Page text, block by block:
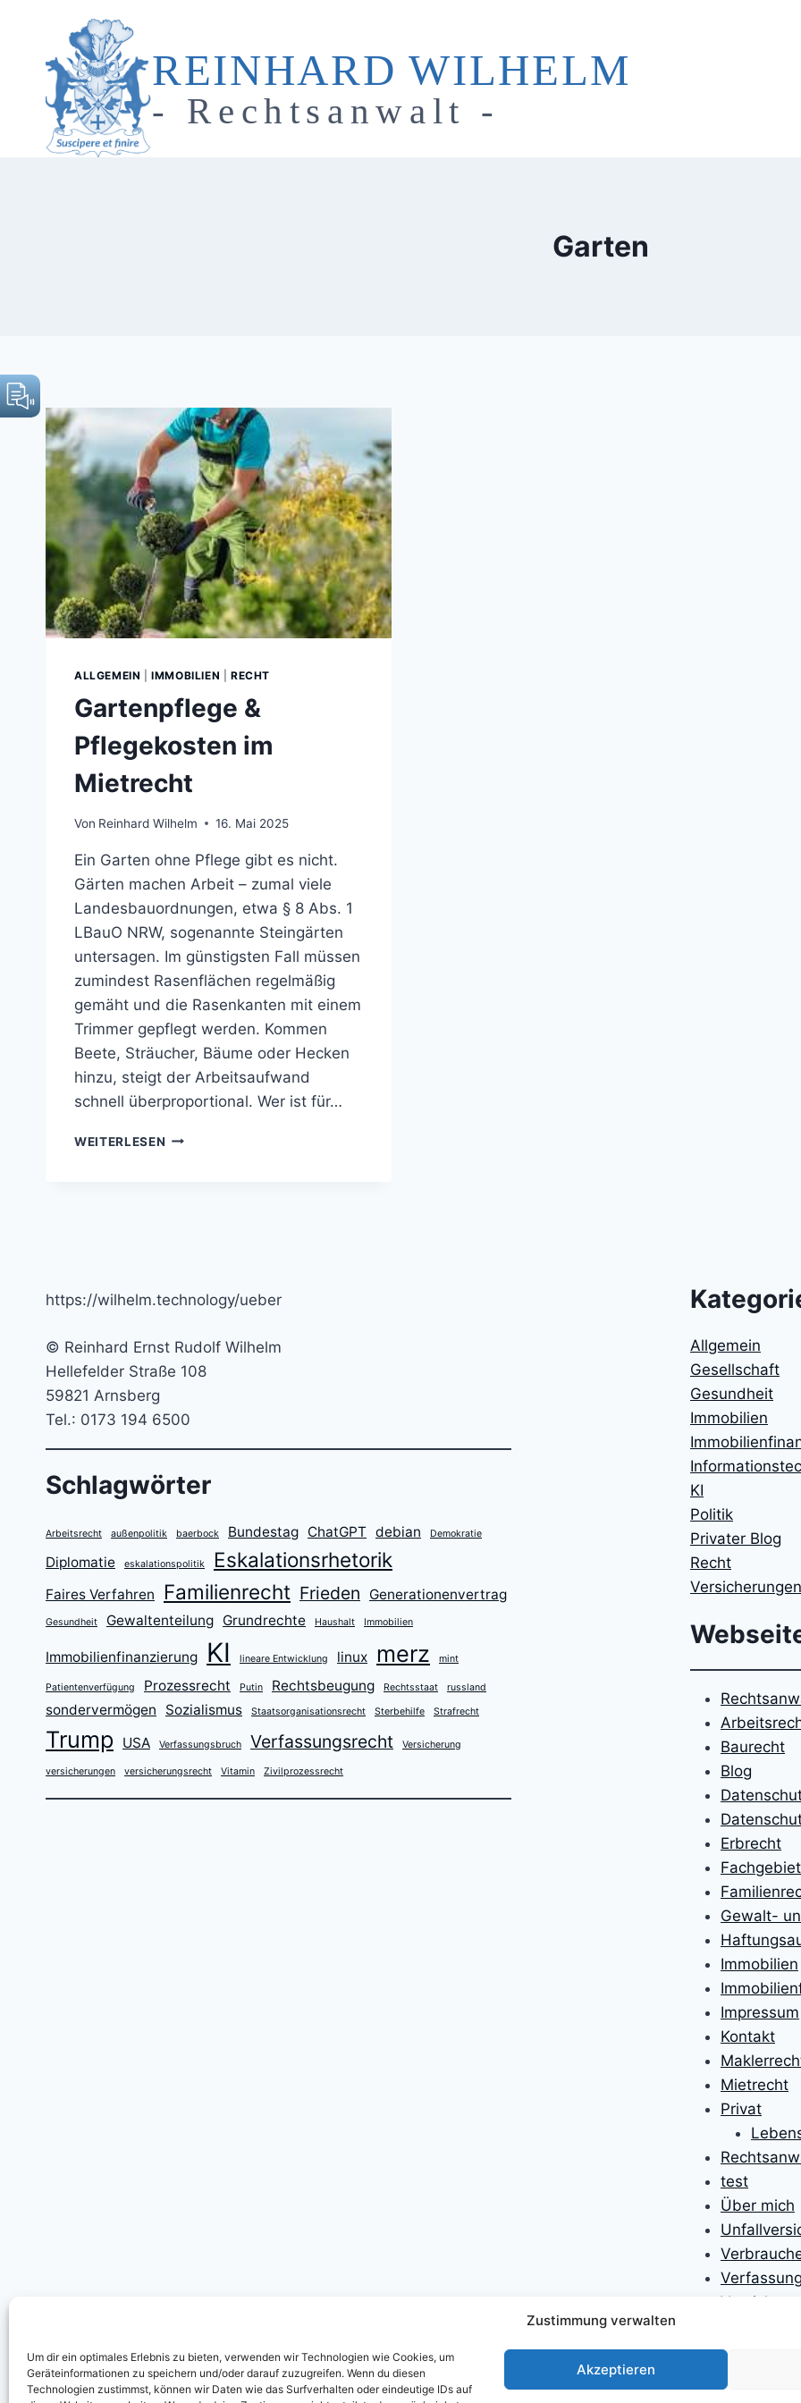
Zustimmung verwalten
Um dir ein optimales Erlebnis zu bieten, verwenden wir Technologien wie Cookies, um
Geräteinformationen zu speichern und/oder darauf zuzugreifen. Wenn du diesen
Technologien zustimmst, können wir Daten wie das Surfverhalten oder eindeutige IDs auf
Akzeptieren
springen
REINHARD WILHELM
- Rechtsanwalt -
Garten
ALLGEMEIN |IMMOBILIEN RECHT
Gartenpflege &
Pflegekosten im
Mietrecht
Von Reinhard Wilhelm 16. Mai 2025
Ein Garten ohne Pflege gibt es nicht.
Gärten machen Arbeit – zumal viele
Landesbauordnungen, etwa § 8 Abs. 1
LBauO NRW, sogenannte Steingärten
untersagen. Im günstigsten Fall müssen
zumindest Rasenflächen regelmäßig
gemäht und die Rasenkanten mit einem
Trimmer gepflegt werden. Kommen
Beete, Sträucher, Bäume oder Hecken
hinzu, steigt der Arbeitsaufwand
schnell überproportional. Wer ist für…
WEITERLESEN GARTENPFLEGE
https://wilhelm.technology/ueber
© Reinhard Ernst Rudolf Wilhelm
Hellefelder Straße 108
59821 Arnsberg
Tel.: 0173 194 6500
Schlagwörter
Arbeitsrecht außenpolitik baerbock Bundestag ChatGPT debian Demokratie
Diplomatie eskalationspolitik Eskalationsrhetorik
Faires Verfahren Familienrecht Frieden Generationenvertrag
Gesundheit Gewaltenteilung Grundrechte Haushalt Immobilien
Immobilienfinanzierung KI lineare Entwicklung linux merz mint
Patientenverfügung Prozessrecht Putin Rechtsbeugung Rechtsstaat russland
sondervermögen Sozialismus Staatsorganisationsrecht Sterbehilfe Strafrecht
Trump USA Verfassungsbruch Verfassungsrecht Versicherung
versicherungen versicherungsrecht Vitamin Zivilprozessrecht
Allgemein
Gesellschaft
Gesundheit
Immobilien
KI
Politik
Privater Blog
Recht
Versicherungen
Baurecht
Blog
Erbrecht
Gewalt-
Immobilien
Impressum
Kontakt
Mietrecht
Privat
test
Über mich
Willkommen